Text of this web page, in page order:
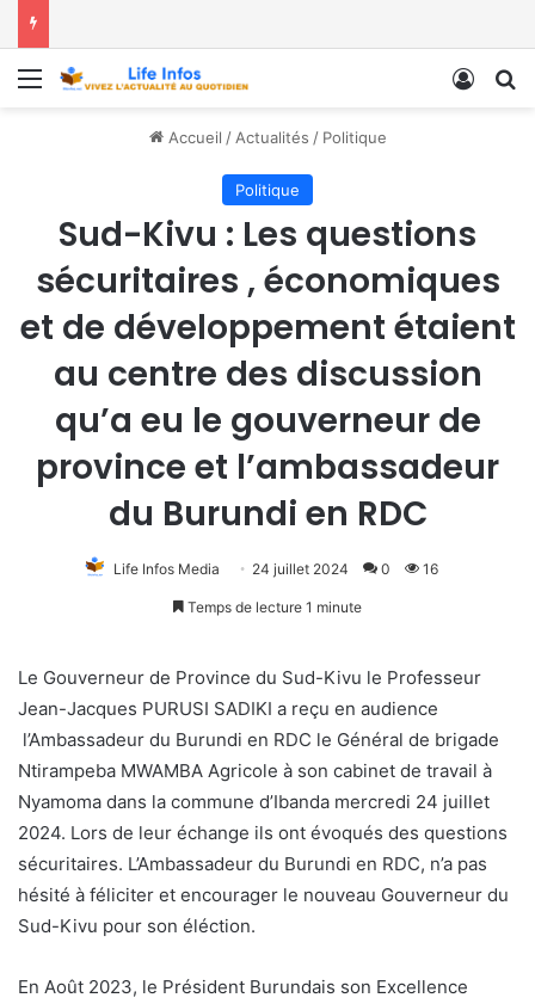
Menu
Accueil / Actualités / Politique
Politique
Sud-Kivu : Les questions
sécuritaires , économiques
et de développement étaient
au centre des discussion
qu’a eu le gouverneur de
province et l’ambassadeur
du Burundi en RDC
Life Infos Media 24 juillet 2024 0 16
Temps de lecture 1 minute
Le Gouverneur de Province du Sud-Kivu le Professeur
Jean-Jacques PURUSI SADIKI a reçu en audience
l’Ambassadeur du Burundi en RDC le Général de brigade
Ntirampeba MWAMBA Agricole à son cabinet de travail à
Nyamoma dans la commune d’Ibanda mercredi 24 juillet
2024. Lors de leur échange ils ont évoqués des questions
sécuritaires. L’Ambassadeur du Burundi en RDC, n’a pas
hésité à féliciter et encourager le nouveau Gouverneur du
Sud-Kivu pour son éléction.
En Août 2023, le Président Burundais son Excellence